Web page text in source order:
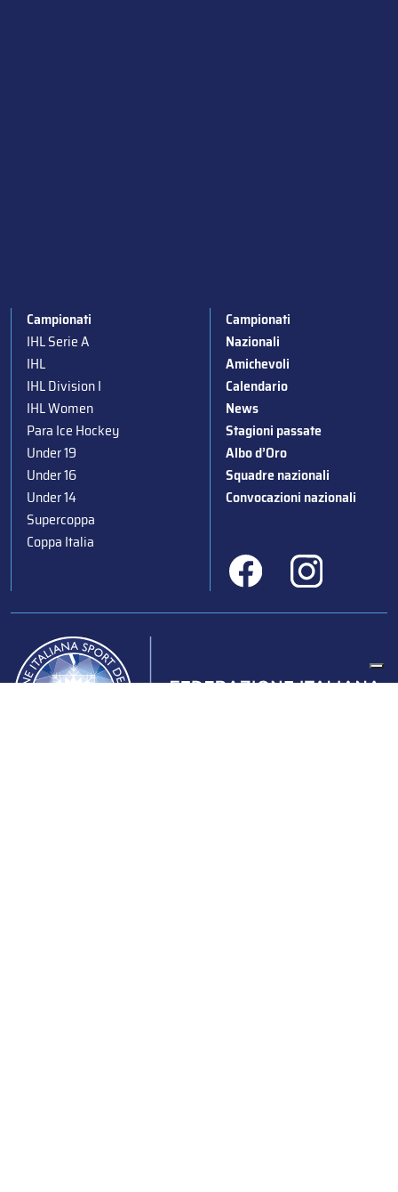
Campionati
IHL Serie A
IHL
IHL Division I
IHL Women
Para Ice Hockey
Under 19
Under 16
Under 14
Supercoppa
Coppa Italia
Campionati
Nazionali
Amichevoli
Calendario
News
Stagioni passate
Albo d’Oro
Squadre nazionali
Convocazioni nazionali